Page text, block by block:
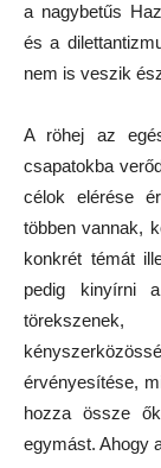
a nagybetűs
és a
nem is veszik
A röhej az
csapatokba
célok elérése
többen vannak,
konkrét témát
pedig kinyírni
érvényesítése,
hozza össze
egymást. Ahogy